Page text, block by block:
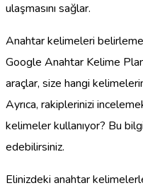
ulaşmasını sağlar.
Anahtar kelimeleri
Google Anahtar Kelime
araçlar, size hangi
Ayrıca, rakiplerinizi
kelimeler kullanıyor? Bu
edebilirsiniz.
Elinizdeki anahtar